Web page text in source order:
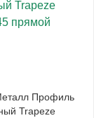
Профиль
Trapeze